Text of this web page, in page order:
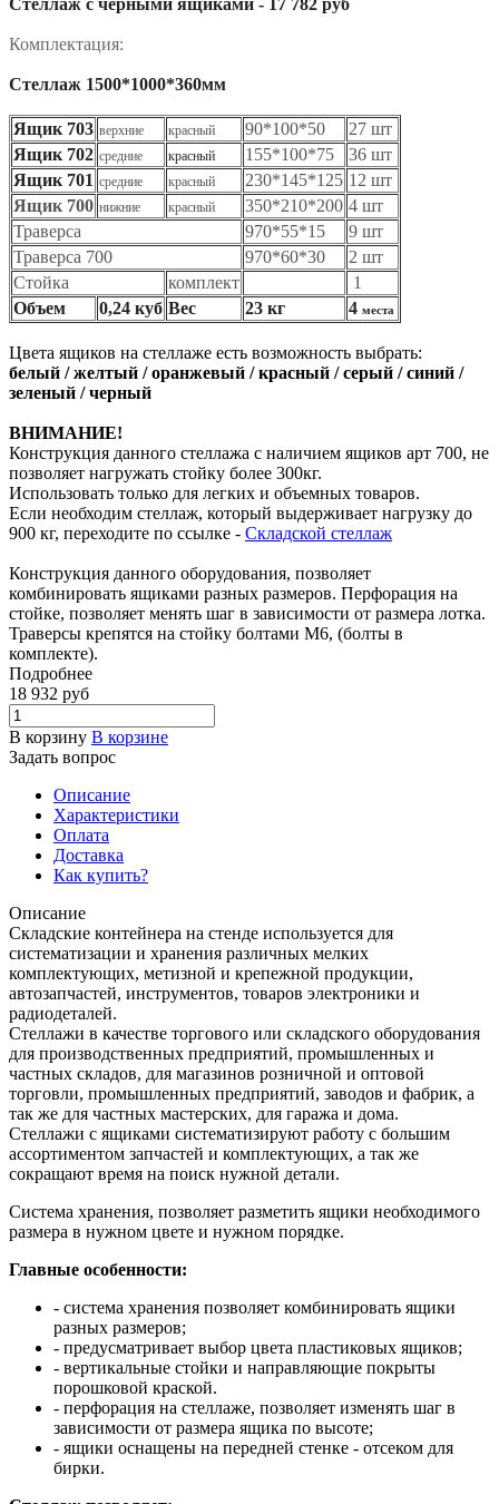
Комплектация:
Стеллаж 1500*1000*360мм
Ящик 703 верхние красный 90*100*50
27 шт
Ящик 702 средние красный 155*100*75
36 шт
Ящик 701 средние красный 230*145*125 12 шт
Ящик 700 нижние красный 350*210*200 4 шт
Траверса
970*55*15
9 шт
Траверса 700
970*60*30
2 шт
Стойка
комплект
1
Объем
0,24 куб Вес 23 кг 4 места
Цвета ящиков на стеллаже есть возможность выбрать:
белый / желтый / оранжевый / красный / серый / синий /
зеленый / черный
ВНИМАНИЕ!
Конструкция данного стеллажа с наличием ящиков арт 700, не
позволяет нагружать стойку более 300кг.
Использовать только для легких и объемных товаров.
Если необходим стеллаж, который выдерживает нагрузку до
900 кг, переходите по ссылке - Складской стеллаж
Конструкция данного оборудования, позволяет
комбинировать ящиками разных размеров. Перфорация на
стойке, позволяет менять шаг в зависимости от размера лотка.
Траверсы крепятся на стойку болтами М6, (болты в
комплекте).
Подробнее
18 932 руб
В корзину В корзине
Задать вопрос
Описание
Характеристики
Оплата
Доставка
Как купить?
Описание
Складские контейнера на стенде используется для
систематизации и хранения различных мелких
комплектующих, метизной и крепежной продукции,
автозапчастей, инструментов, товаров электроники и
радиодеталей.
Стеллажи в качестве торгового или складского оборудования
для производственных предприятий, промышленных и
частных складов, для магазинов розничной и оптовой
торговли, промышленных предприятий, заводов и фабрик, а
так же для частных мастерских, для гаража и дома.
Стеллажи с ящиками систематизируют работу с большим
ассортиментом запчастей и комплектующих, а так же
сокращают время на поиск нужной детали.
Система хранения, позволяет разметить ящики необходимого
размера в нужном цвете и нужном порядке.
Главные особенности:
- система хранения позволяет комбинировать ящики
разных размеров;
- предусматривает выбор цвета пластиковых ящиков;
- вертикальные стойки и направляющие покрыты
порошковой краской.
- перфорация на стеллаже, позволяет изменять шаг в
зависимости от размера ящика по высоте;
- ящики оснащены на передней стенке - отсеком для
бирки.